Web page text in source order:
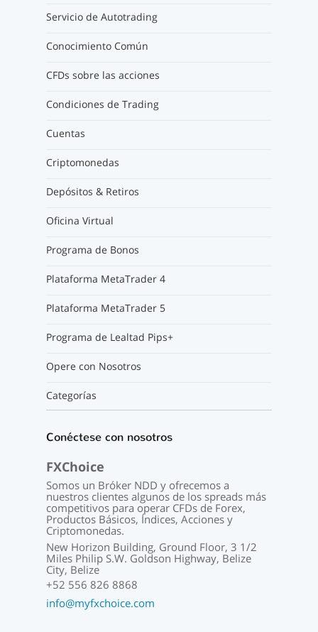
Servicio de Autotrading
Conocimiento Común
CFDs sobre las acciones
Condiciones de Trading
Cuentas
Criptomonedas
Depósitos & Retiros
Oficina Virtual
Programa de Bonos
Plataforma MetaTrader 4
Plataforma MetaTrader 5
Programa de Lealtad Pips+
Opere con Nosotros
Categorías
Conéctese con nosotros
FXChoice
Somos un Bróker NDD y ofrecemos a
nuestros clientes algunos de los spreads más
competitivos para operar CFDs de Forex,
Productos Básicos, Índices, Acciones y
Criptomonedas.
New Horizon Building, Ground Floor, 3 1/2
Miles Philip S.W. Goldson Highway, Belize
City, Belize
+52 556 826 8868
info@myfxchoice.com